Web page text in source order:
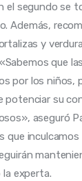
el segundo se
Además,
y
que
por los niños,
potenciar su
aseguró
que inculcamos
experta.